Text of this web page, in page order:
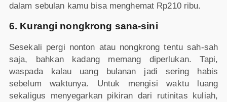
dalam sebulan kamu bisa menghemat Rp210 ribu.
6. Kurangi nongkrong sana-sini
Sesekali pergi nonton atau nongkrong tentu sah-sah
saja, bahkan kadang memang diperlukan. Tapi,
waspada kalau uang bulanan jadi sering habis
sebelum waktunya. Untuk mengisi waktu luang
sekaligus menyegarkan pikiran dari rutinitas kuliah,